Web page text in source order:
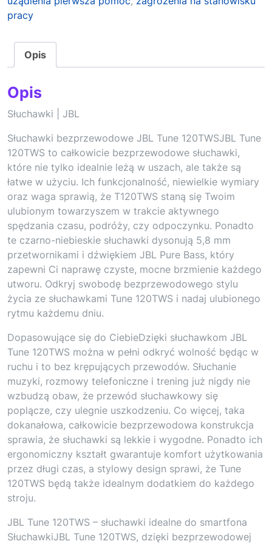
pracy
Opis
Opis
Słuchawki | JBL
Słuchawki bezprzewodowe JBL Tune 120TWSJBL Tune
120TWS to całkowicie bezprzewodowe słuchawki,
które nie tylko idealnie leżą w uszach, ale także są
łatwe w użyciu. Ich funkcjonalność, niewielkie wymiary
oraz waga sprawią, że T120TWS staną się Twoim
ulubionym towarzyszem w trakcie aktywnego
spędzania czasu, podróży, czy odpoczynku. Ponadto
te czarno-niebieskie słuchawki dysonują 5,8 mm
przetwornikami i dźwiękiem JBL Pure Bass, który
zapewni Ci naprawę czyste, mocne brzmienie każdego
utworu. Odkryj swobodę bezprzewodowego stylu
życia ze słuchawkami Tune 120TWS i nadaj ulubionego
rytmu każdemu dniu.
Dopasowujące się do CiebieDzięki słuchawkom JBL
Tune 120TWS można w pełni odkryć wolność będąc w
ruchu i to bez krępujących przewodów. Słuchanie
muzyki, rozmowy telefoniczne i trening już nigdy nie
wzbudzą obaw, że przewód słuchawkowy się
poplącze, czy ulegnie uszkodzeniu. Co więcej, taka
dokanałowa, całkowicie bezprzewodowa konstrukcja
sprawia, że słuchawki są lekkie i wygodne. Ponadto ich
ergonomiczny kształt gwarantuje komfort użytkowania
przez długi czas, a stylowy design sprawi, że Tune
120TWS będą także idealnym dodatkiem do każdego
stroju.
JBL Tune 120TWS – słuchawki idealne do smartfona
SłuchawkiJBL Tune 120TWS, dzięki bezprzewodowej